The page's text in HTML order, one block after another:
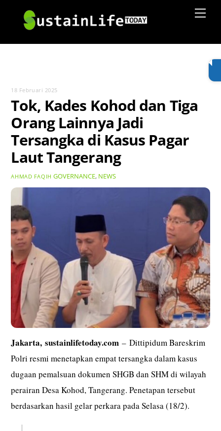
content
18 Februari 2025
Tok, Kades Kohod dan Tiga
Orang Lainnya Jadi
Tersangka di Kasus Pagar
Laut Tangerang
AHMAD FAQIH GOVERNANCE, NEWS
Jakarta,sustainlifetoday.com – Dittipidum Bareskrim
Polri resmi menetapkan empat tersangka dalam kasus
dugaan pemalsuan dokumen SHGB dan SHM di wilayah
perairan Desa Kohod, Tangerang. Penetapan tersebut
berdasarkan hasil gelar perkara pada Selasa (18/2).